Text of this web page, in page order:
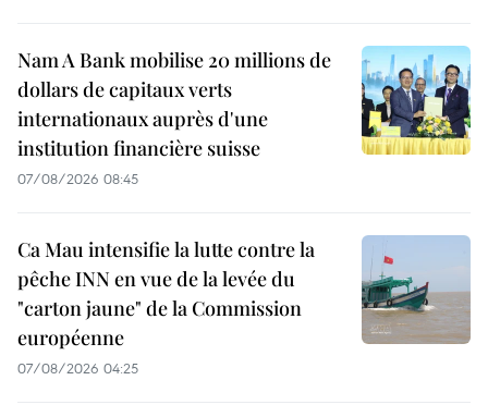
Nam A Bank mobilise 20 millions de
dollars de capitaux verts
internationaux auprès d'une
institution financière suisse
07/08/2026 08:45
Ca Mau intensifie la lutte contre la
pêche INN en vue de la levée du
"carton jaune" de la Commission
européenne
07/08/2026 04:25